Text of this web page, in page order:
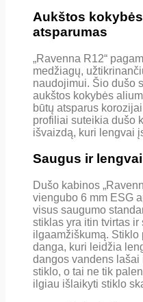
Aukštos
atsparumas
„Ravenna R12“
medžiagų,
naudojimui. Šio dušo
aukštos kokybės
būtų atsparus
profiliai suteikia dušo
išvaizdą, kuri lengvai
Saugus ir
Dušo kabinos
viengubo 6 mm ESG
visus saugumo
stiklas yra itin tvirtas
ilgaamžiškumą.
danga, kuri leidžia
dangos vandens
stiklo, o tai ne tik
ilgiau išlaikyti stiklo